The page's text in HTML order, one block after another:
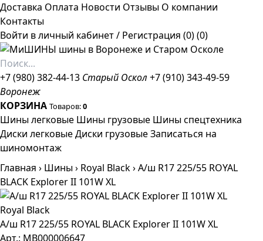
Доставка Оплата Новости Отзывы О компании
Контакты
Войти в личный кабинет/ Регистрация (0)(0)
+7 (980) 382-44-13 Старый Оскол +7 (910) 343-49-59
Воронеж
КОРЗИНА Товаров:0
Шины легковые Шины грузовые Шины спецтехника
Диски легковыеДиски грузовыеЗаписаться на
шиномонтаж
Главная › Шины› Royal Black›А/ш R17 225/55 ROYAL
BLACK Explorer II 101W XL
Royal Black
А/ш R17 225/55 ROYAL BLACK Explorer II 101W XL
Арт.: МВ000006647